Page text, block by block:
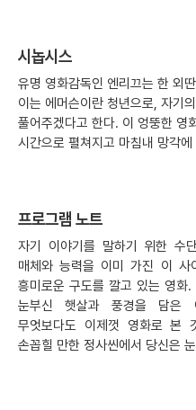
시놉시스
유명 영화감독인 엔리끄는 한 외
이는 에머슨이란 청년으로, 자기
풀어주겠다고 한다. 이 엉뚱한 영
시간으로 펼쳐지고 마침내 망각
프로그램 노트
자기 이야기를 말하기 위한 수
매체와 능력을 이미 가진 이 사
흥미로운 구도를 깔고 있는 영화
눈부신 햇살과 풍경을 담은
무엇보다도 이제껏 영화로 본
손꼽힐 만한 정사씬에서 당신은